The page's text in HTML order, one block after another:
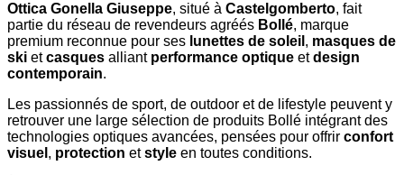
Ottica Gonella Giuseppe, situé à Castelgomberto, fait
partie du réseau de revendeurs agréés Bollé, marque
premium reconnue pour ses lunettes de soleil , masques de
ski etcasques alliant performance optique etdesign
contemporain.
Les passionnés de sport, de outdoor et de lifestyle peuvent y
retrouver une large sélection de produits Bollé intégrant des
technologies optiques avancées, pensées pour offrir confort
visuel , protection etstyle en toutes conditions.